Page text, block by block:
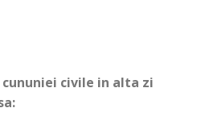
civile in alta zi